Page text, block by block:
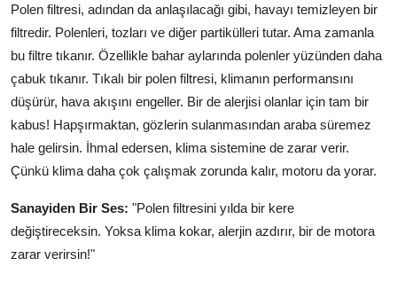
Polen filtresi, adından da anlaşılacağı gibi, havayı temizleyen bir
filtredir. Polenleri, tozları ve diğer partikülleri tutar. Ama zamanla
bu filtre tıkanır. Özellikle bahar aylarında polenler yüzünden daha
çabuk tıkanır. Tıkalı bir polen filtresi, klimanın performansını
düşürür, hava akışını engeller. Bir de alerjisi olanlar için tam bir
kabus! Hapşırmaktan, gözlerin sulanmasından araba süremez
hale gelirsin. İhmal edersen, klima sistemine de zarar verir.
Çünkü klima daha çok çalışmak zorunda kalır, motoru da yorar.
Sanayiden Bir Ses: "Polen filtresini yılda bir kere
değiştireceksin. Yoksa klima kokar, alerjin azdırır, bir de motora
zarar verirsin!"